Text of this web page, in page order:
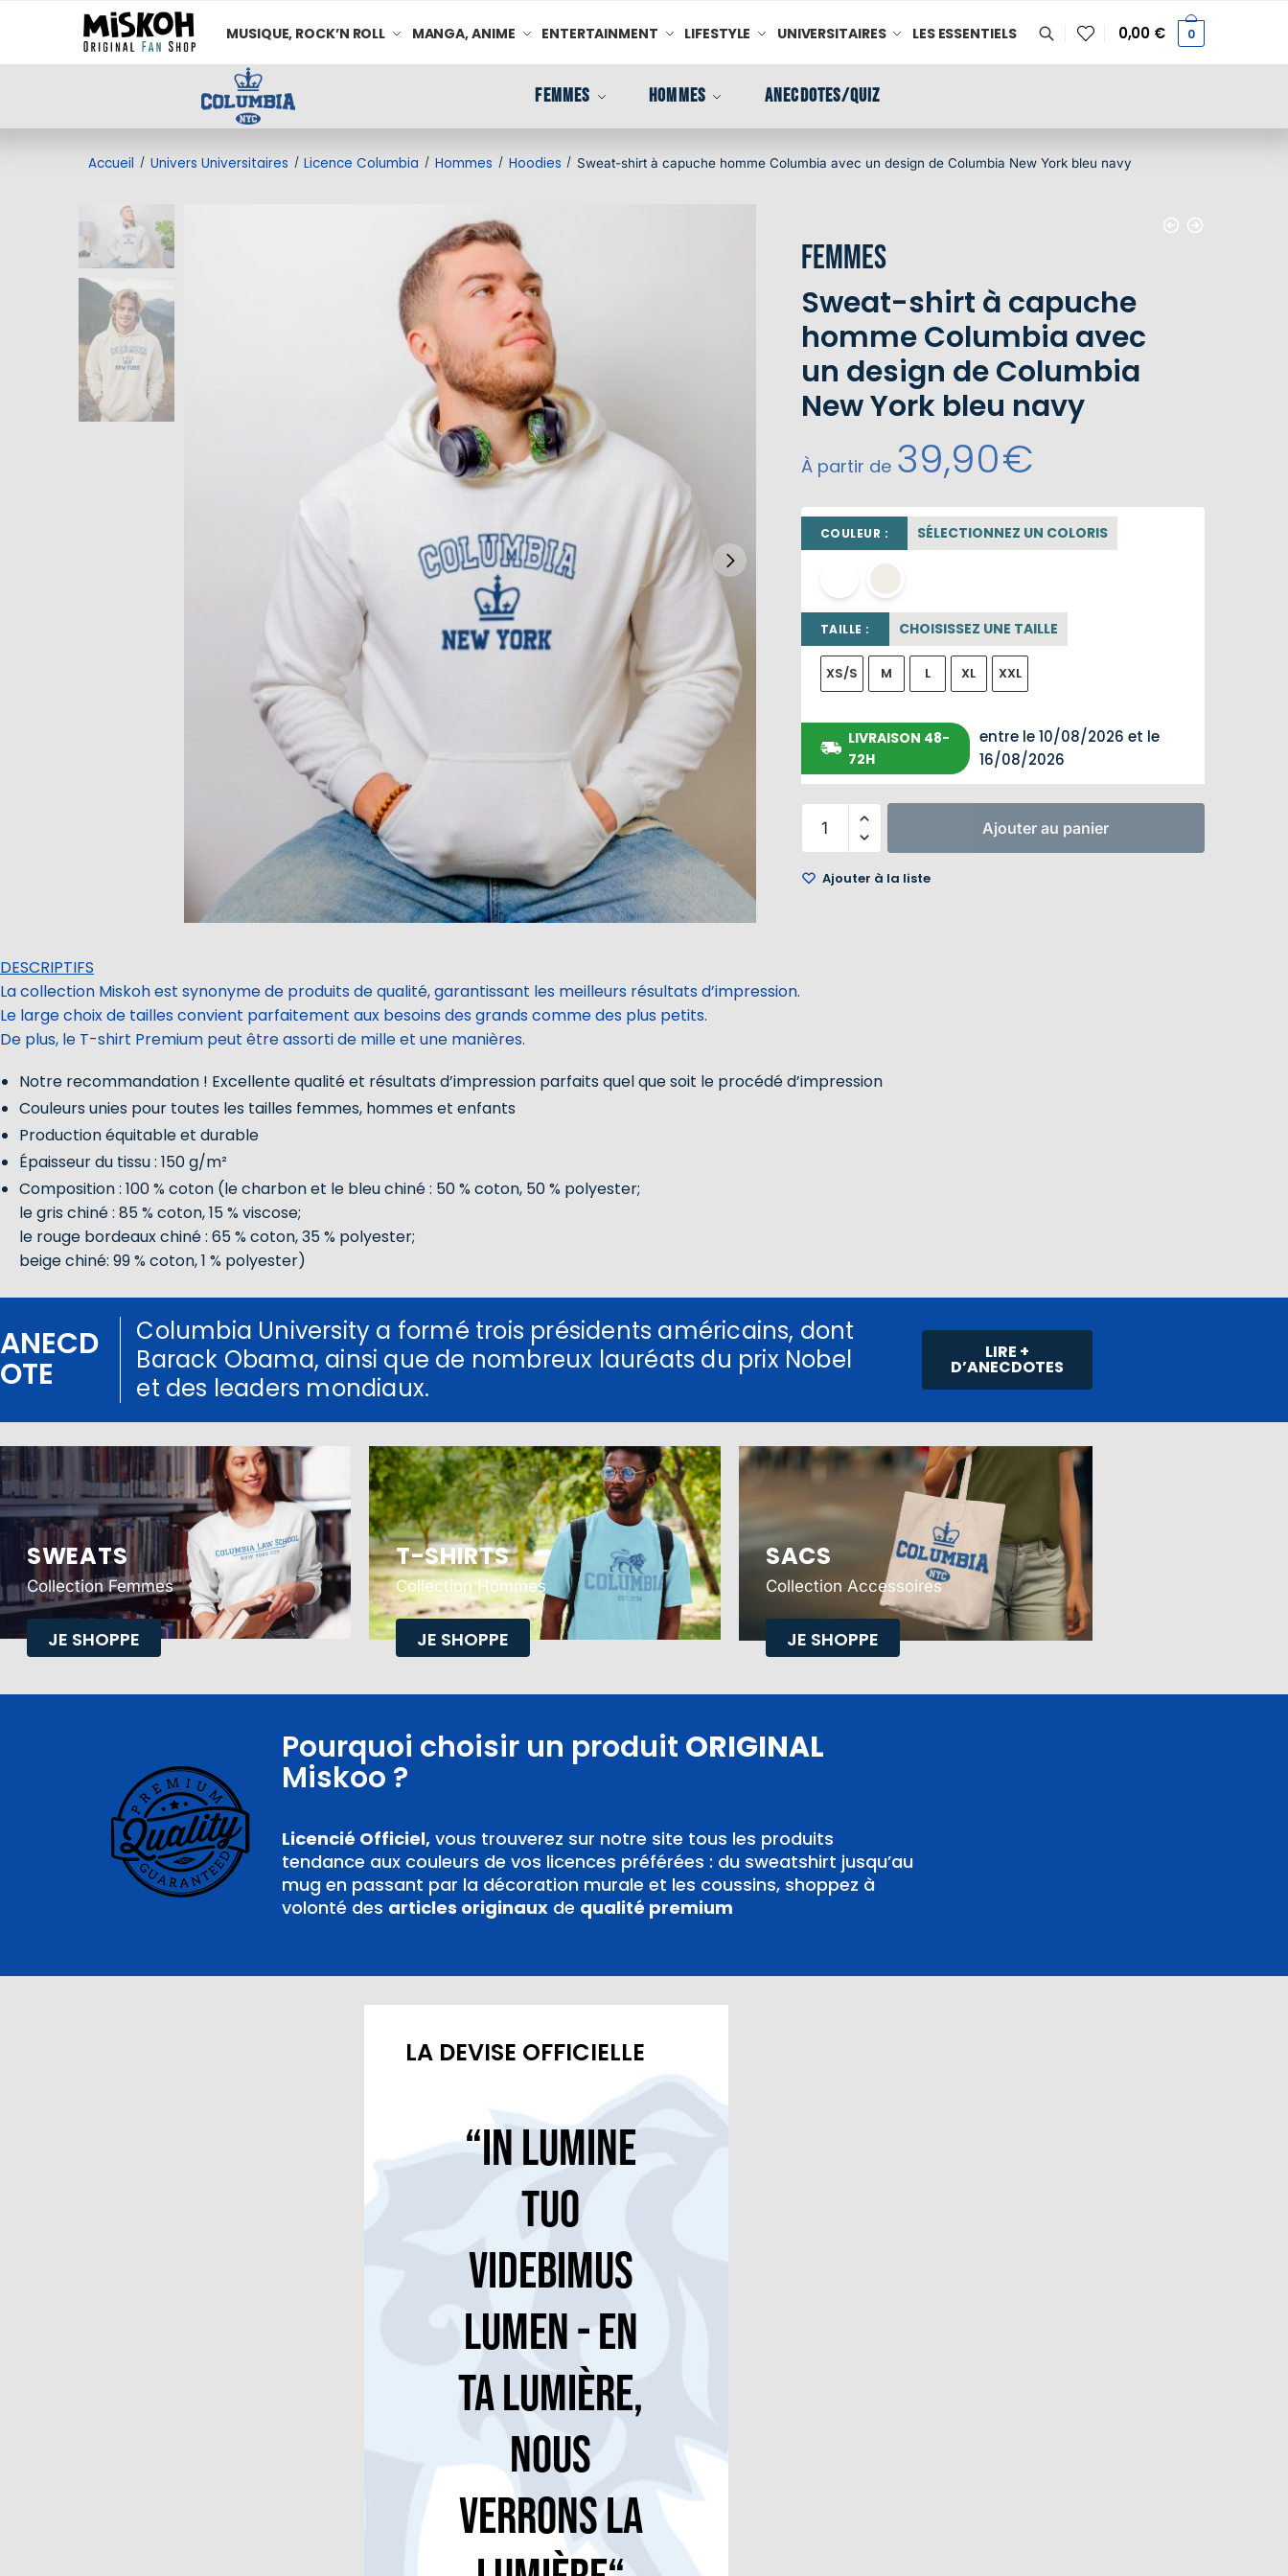
MUSIQUE, ROCK’N ROLL MANGA, ANIME ENTERTAINMENT LIFESTYLE UNIVERSITAIRES LES ESSENTIELS 0,00 € 0
FEMMES HOMMES ANECDOTES/QUIZ
Accueil / Univers Universitaires / Licence Columbia / Hommes / Hoodies / Sweat-shirt à capuche homme Columbia avec un design de Columbia New York bleu navy
Femmes
Sweat-shirt à capuche
homme Columbia avec
un design de Columbia
New York bleu navy
À partir de 39,90€
COULEUR : SÉLECTIONNEZ UN COLORIS
TAILLE : CHOISISSEZ UNE TAILLE
XS/S M L XL XXL
LIVRAISON 48-
72H
entre le 10/08/2026 et le
16/08/2026
Ajouter au panier
Ajouter à la liste
DESCRIPTIFS
La collection Miskoh est synonyme de produits de qualité, garantissant les meilleurs résultats d’impression.
Le large choix de tailles convient parfaitement aux besoins des grands comme des plus petits.
De plus, le T-shirt Premium peut être assorti de mille et une manières.
Notre recommandation ! Excellente qualité et résultats d’impression parfaits quel que soit le procédé d’impression
Couleurs unies pour toutes les tailles femmes, hommes et enfants
Production équitable et durable
Épaisseur du tissu : 150 g/m²
Composition : 100 % coton (le charbon et le bleu chiné : 50 % coton, 50 % polyester;
le gris chiné : 85 % coton, 15 % viscose;
le rouge bordeaux chiné : 65 % coton, 35 % polyester;
beige chiné: 99 % coton, 1 % polyester)
ANECD
OTE
Columbia University a formé trois présidents américains, dont
Barack Obama, ainsi que de nombreux lauréats du prix Nobel
et des leaders mondiaux.
LIRE +
D’ANECDOTES
SWEATS
Collection Femmes
JE SHOPPE
T-SHIRTS
Collection Hommes
JE SHOPPE
SACS
Collection Accessoires
JE SHOPPE
Pourquoi choisir un produit ORIGINAL
Miskoo ?
Licencié Officiel, vous trouverez sur notre site tous les produits
tendance aux couleurs de vos licences préférées : du sweatshirt jusqu’au
mug en passant par la décoration murale et les coussins, shoppez à
volonté des articles originaux de qualité premium
LA DEVISE OFFICIELLE
“In Lumine
Tuo
Videbimus
Lumen - En
Ta lumière,
nous
verrons la